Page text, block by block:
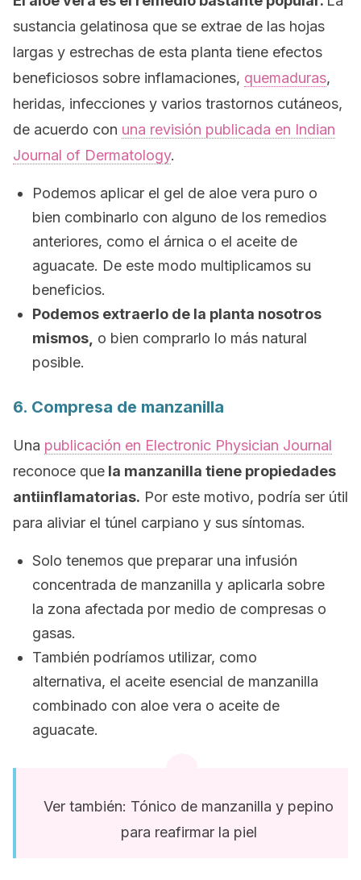
sustancia gelatinosa que se extrae de las hojas
largas y estrechas de esta planta tiene efectos
beneficiosos sobre inflamaciones, quemaduras,
heridas, infecciones y varios trastornos cutáneos,
de acuerdo con una revisión publicada en Indian
Journal of Dermatology.
Podemos aplicar el gel de aloe vera puro o
bien combinarlo con alguno de los remedios
anteriores, como el árnica o el aceite de
aguacate. De este modo multiplicamos su
beneficios.
Podemos extraerlo de la planta nosotros
mismos, o bien comprarlo lo más natural
posible.
6. Compresa de manzanilla
Una publicación en Electronic Physician Journal
reconoce que la manzanilla tiene propiedades
antiinflamatorias. Por este motivo, podría ser útil
para aliviar el túnel carpiano y sus síntomas.
Solo tenemos que preparar una infusión
concentrada de manzanilla y aplicarla sobre
la zona afectada por medio de compresas o
gasas.
También podríamos utilizar, como
alternativa, el aceite esencial de manzanilla
combinado con aloe vera o aceite de
aguacate.
Ver también: Tónico de manzanilla y pepino
para reafirmar la piel